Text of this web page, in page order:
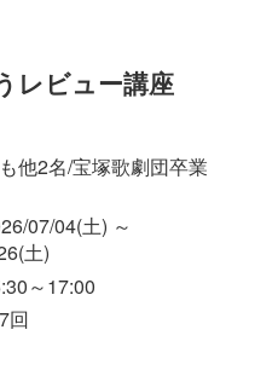
レビュー講座
他2名/宝塚歌劇団卒業
07/04(土) ～
(土)
～17:00
回